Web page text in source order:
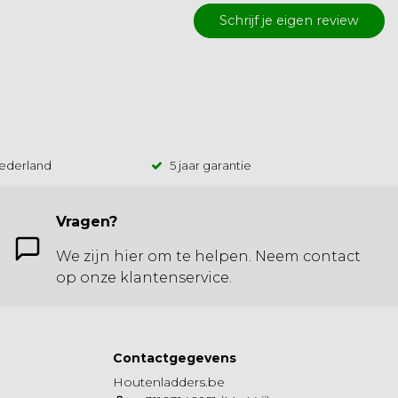
Schrijf je eigen review
5 jaar garantie
Vragen?
We zijn hier om te helpen. Neem contact
op onze klantenservice.
Contactgegevens
Houtenladders.be